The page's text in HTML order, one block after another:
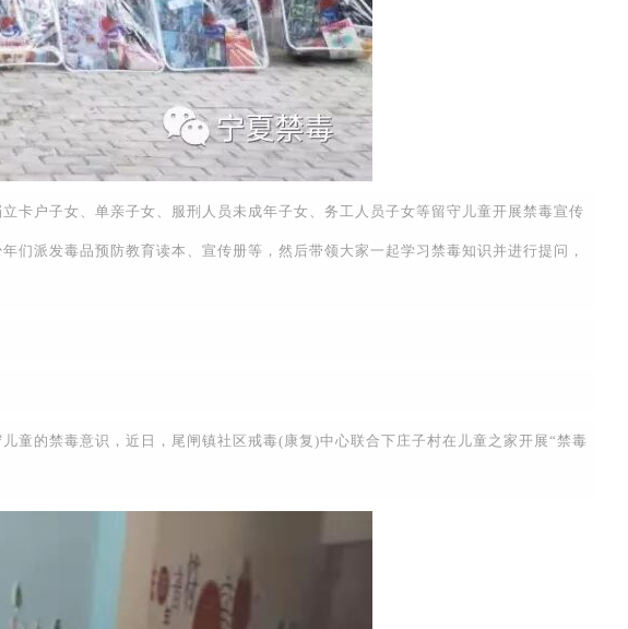
户子女、单亲子女、服刑人员未成年子女、务工人员子女等留守儿童开展禁毒宣传
派发毒品预防教育读本、宣传册等，然后带领大家一起学习禁毒知识并进行提问，
的禁毒意识，近日，尾闸镇社区戒毒(康复)中心联合下庄子村在儿童之家开展“禁毒